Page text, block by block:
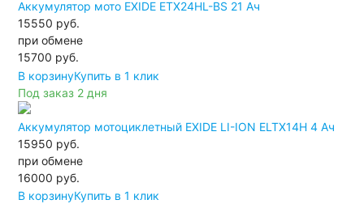
Аккумулятор мото EXIDE ETX24HL-BS 21 Ач
15550 руб.
при обмене
15700 руб.
В корзинуКупить в 1 клик
Под заказ 2 дня
Аккумулятор мотоциклетный EXIDE LI-ION ELTX14H 4 Ач
15950 руб.
при обмене
16000 руб.
В корзинуКупить в 1 клик